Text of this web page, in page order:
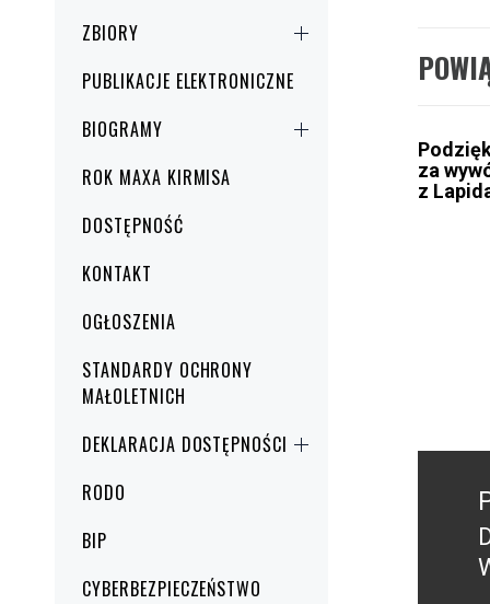
ZBIORY
PUBLIKACJE ELEKTRONICZNE
BIOGRAMY
ROK MAXA KIRMISA
DOSTĘPNOŚĆ
KONTAKT
OGŁOSZENIA
STANDARDY OCHRONY
MAŁOLETNICH
DEKLARACJA DOSTĘPNOŚCI
RODO
BIP
CYBERBEZPIECZEŃSTWO
za
z
wpisu